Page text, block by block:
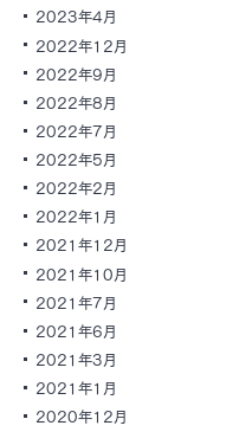
2023年4月
2022年12月
2022年9月
2022年8月
2022年7月
2022年5月
2022年2月
2022年1月
2021年12月
2021年10月
2021年7月
2021年6月
2021年3月
2021年1月
2020年12月